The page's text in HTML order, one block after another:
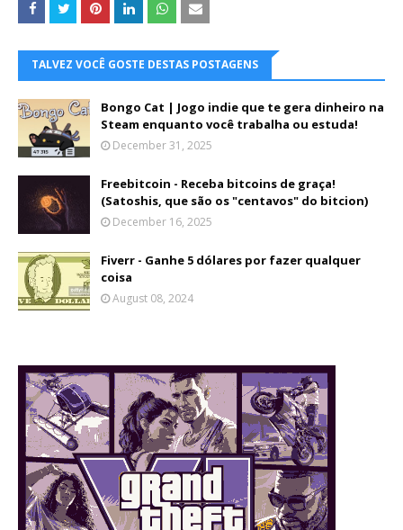
TALVEZ VOCÊ GOSTE DESTAS POSTAGENS
Bongo Cat | Jogo indie que te gera dinheiro na
Steam enquanto você trabalha ou estuda!
December 31, 2025
Freebitcoin - Receba bitcoins de graça!
(Satoshis, que são os "centavos" do bitcion)
December 16, 2025
Fiverr - Ganhe 5 dólares por fazer qualquer
coisa
August 08, 2024